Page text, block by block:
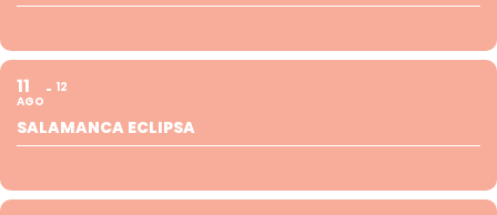
11
AGO
12
SALAMANCA ECLIPSA